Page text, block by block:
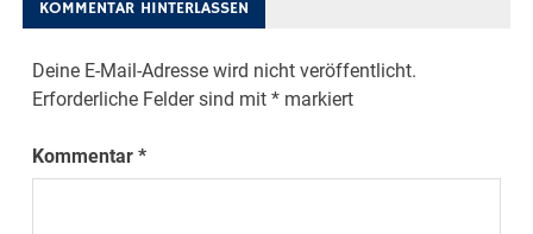
KOMMENTAR HINTERLASSEN
Deine E-Mail-Adresse wird nicht veröffentlicht.
Erforderliche Felder sind mit* markiert
Kommentar*